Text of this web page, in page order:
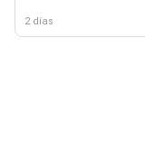
2 días